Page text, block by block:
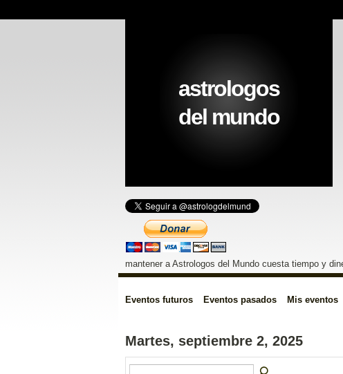
astrologos
del mundo
mantener a Astrologos del Mundo cuesta tiempo y
Eventos futuros Eventos pasados Mis eventos
Martes, septiembre 2, 2025